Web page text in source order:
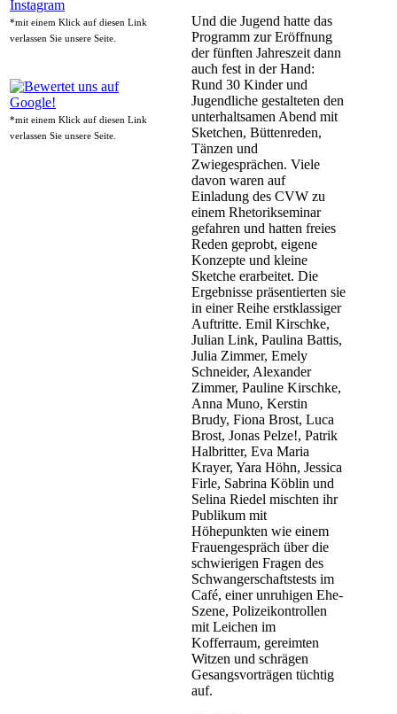
*mit einem Klick auf diesen Link
verlassen Sie unsere Seite.
*mit einem Klick auf diesen Link
verlassen Sie unsere Seite.
Und die Jugend hatte das
Programm zur Eröffnung
der fünften Jahreszeit dann
auch fest in der Hand:
Rund 30 Kinder und
Jugendliche gestalteten den
unterhaltsamen Abend mit
Sketchen, Büttenreden,
Tänzen und
Zwiegesprächen. Viele
davon waren auf
Einladung des CVW zu
einem Rhetorikseminar
gefahren und hatten freies
Reden geprobt, eigene
Konzepte und kleine
Sketche erarbeitet. Die
Ergebnisse präsentierten sie
in einer Reihe erstklassiger
Auftritte. Emil Kirschke,
Julian Link, Paulina Battis,
Julia Zimmer, Emely
Schneider, Alexander
Zimmer, Pauline Kirschke,
Anna Muno, Kerstin
Brudy, Fiona Brost, Luca
Brost, Jonas Pelze!, Patrik
Halbritter, Eva Maria
Krayer, Yara Höhn, Jessica
Firle, Sabrina Köblin und
Selina Riedel mischten ihr
Publikum mit
Höhepunkten wie einem
Frauengespräch über die
schwierigen Fragen des
Schwangerschaftstests im
Café, einer unruhigen Ehe-
Szene, Polizeikontrollen
mit Leichen im
Kofferraum, gereimten
Witzen und schrägen
Gesangsvorträgen tüchtig
auf.